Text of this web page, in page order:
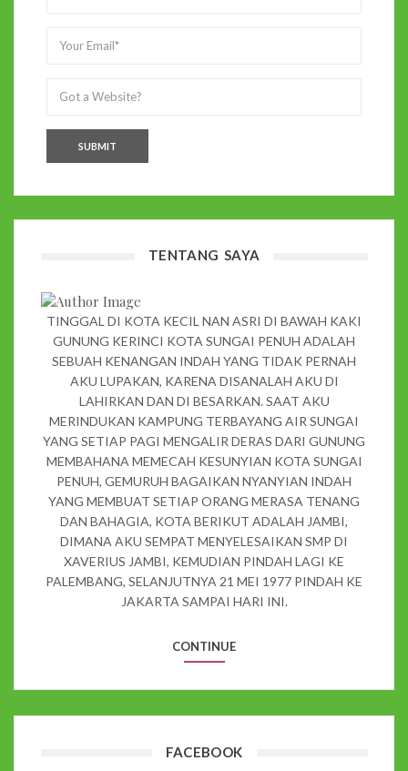
TENTANG SAYA
TINGGAL DI KOTA KECIL NAN ASRI DI BAWAH KAKI
GUNUNG KERINCI KOTA SUNGAI PENUH ADALAH
SEBUAH KENANGAN INDAH YANG TIDAK PERNAH
AKU LUPAKAN, KARENA DISANALAH AKU DI
LAHIRKAN DAN DI BESARKAN. SAAT AKU
MERINDUKAN KAMPUNG TERBAYANG AIR SUNGAI
YANG SETIAP PAGI MENGALIR DERAS DARI GUNUNG
MEMBAHANA MEMECAH KESUNYIAN KOTA SUNGAI
PENUH, GEMURUH BAGAIKAN NYANYIAN INDAH
YANG MEMBUAT SETIAP ORANG MERASA TENANG
DAN BAHAGIA, KOTA BERIKUT ADALAH JAMBI,
DIMANA AKU SEMPAT MENYELESAIKAN SMP DI
XAVERIUS JAMBI, KEMUDIAN PINDAH LAGI KE
PALEMBANG, SELANJUTNYA 21 MEI 1977 PINDAH KE
JAKARTA SAMPAI HARI INI.
CONTINUE
FACEBOOK